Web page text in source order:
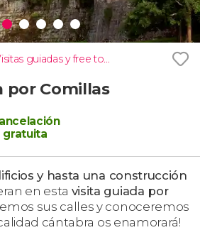
Visitas guiadas y free tours
por Comillas
gratuita
y hasta una construcción
en esta visita guiada por
sus calles y conoceremos
cántabra os enamorará!